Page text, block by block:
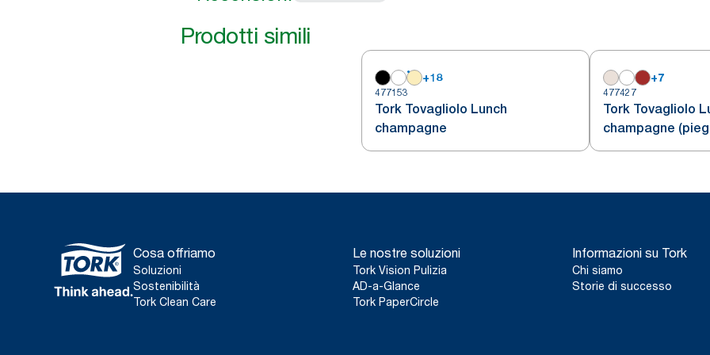
Prodotti simili
+18
477153
Tork Tovagliolo Lunch
champagne
+7
477427
Tork Tovagliolo
champagne
Cosa offriamo
Soluzioni
Sostenibilità
Tork Clean Care
Le nostre soluzioni
Tork Vision Pulizia
AD-a-Glance
Tork PaperCircle
Informazioni su Tork
Chi siamo
Storie di successo